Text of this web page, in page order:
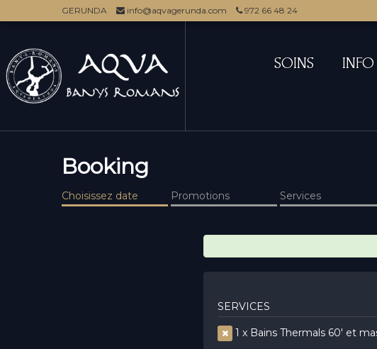
GERUNDA info@aqvagerunda.com 972 66 48 24
SOINS INFO
Booking
Choisissez date Promotions Services
SERVICES
1 x Bains Thermals 60' et